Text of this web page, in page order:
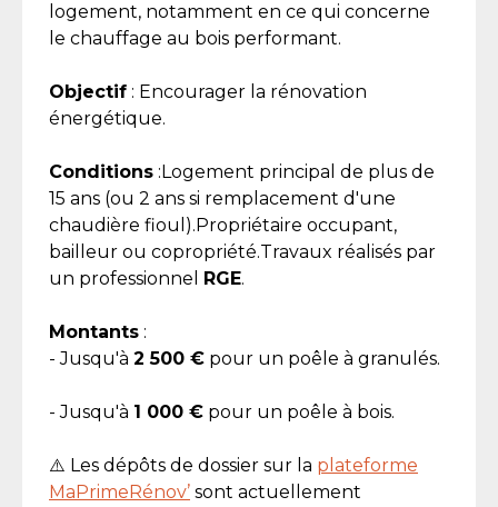
logement, notamment en ce qui concerne
le chauffage au bois performant.
Objectif : Encourager la rénovation
énergétique.
Conditions :Logement principal de plus de
15 ans (ou 2 ans si remplacement d'une
chaudière fioul).Propriétaire occupant,
bailleur ou copropriété.Travaux réalisés par
un professionnel RGE.
Montants :
- Jusqu'à 2 500 € pour un poêle à granulés.
- Jusqu'à 1 000 € pour un poêle à bois.
⚠️ Les dépôts de dossier sur la plateforme
MaPrimeRénov’ sont actuellement